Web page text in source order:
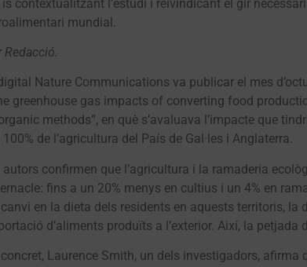
is contextualitzant l’estudi i reivindicant el gir
mundial.
Redacció.
Nature Communications va publicar el mes
greenhouse gas impacts of converting food
methods”, en què s’avaluava l’impacte que
100% de l’agricultura del País de Gal·les i Anglaterra.
autors confirmen que l’agricultura i la ramaderia
fins a un 20% menys en cultius i un 4% en
en la dieta dels residents en aquests territoris,
d’aliments produïts a l’exterior. Així, la
concret, Laurence Smith, un dels investigadors, afirma